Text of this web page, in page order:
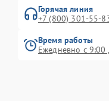
Горячая линия
+7 (800) 301-55-
Время работы
Ежедневно с 9:00